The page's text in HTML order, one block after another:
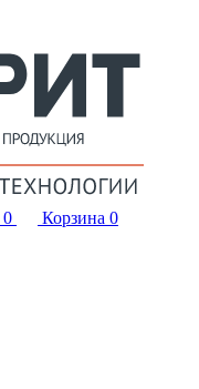
0 Корзина 0